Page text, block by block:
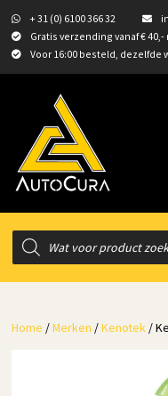
+ 31 (0) 6100 366 32
Gratis verzending vanaf € 40,-
Voor 16:00 besteld, dezelfde
Producten
zoeken
Home /Merken /Kenotek /